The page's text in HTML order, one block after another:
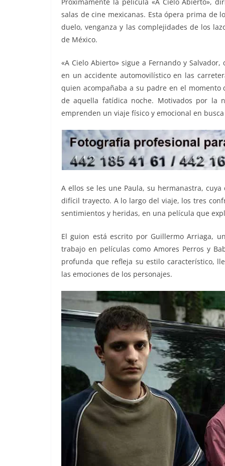
o
o
k
p
p
g
er
m tir
salas de cine mexicanas. Esta ópera prima de
duelo, venganza y las complejidades de los
de México.
«A Cielo Abierto» sigue a Fernando y
en un accidente automovilístico en las
quien acompañaba a su padre en el
de aquella fatídica noche. Motivados por la
emprenden un viaje físico y emocional en
A ellos se les une Paula, su hermanastra,
difícil trayecto. A lo largo del viaje, los tres
sentimientos y heridas, en una película que
El guion está escrito por Guillermo Arriaga,
trabajo en películas como Amores Perros y
profunda que refleja su estilo característico,
las emociones de los personajes.